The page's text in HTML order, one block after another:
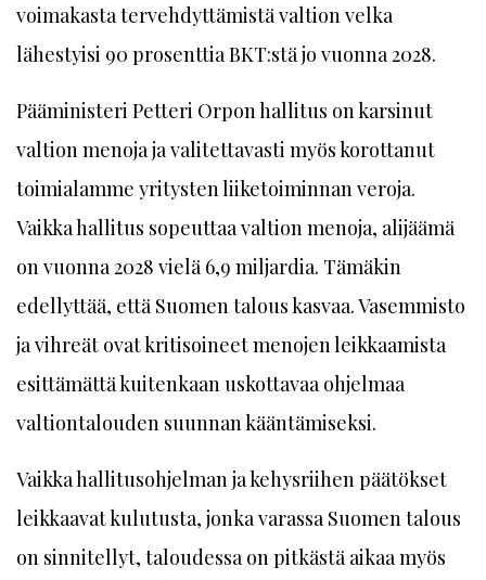
voimakasta tervehdyttämistä valtion velka
lähestyisi 90 prosenttia BKT:stä jo vuonna 2028.
Pääministeri Petteri Orpon hallitus on karsinut
valtion menoja ja valitettavasti myös korottanut
toimialamme yritysten liiketoiminnan veroja.
Vaikka hallitus sopeuttaa valtion menoja, alijäämä
on vuonna 2028 vielä 6,9 miljardia. Tämäkin
edellyttää, että Suomen talous kasvaa. Vasemmisto
ja vihreät ovat kritisoineet menojen leikkaamista
esittämättä kuitenkaan uskottavaa ohjelmaa
valtiontalouden suunnan kääntämiseksi.
Vaikka hallitusohjelman ja kehysriihen päätökset
leikkaavat kulutusta, jonka varassa Suomen talous
on sinnitellyt, taloudessa on pitkästä aikaa myös